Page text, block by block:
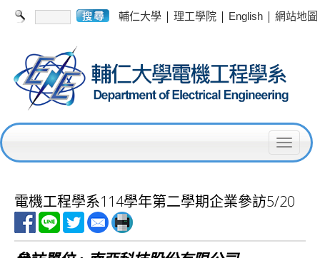
輔仁大學 | 理工學院 | English | 網站地圖
T
g
l
電機工程學系114學年第二學期企業參訪5/20